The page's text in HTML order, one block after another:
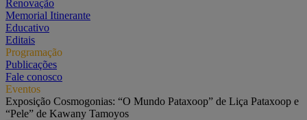
Renovação
Memorial Itinerante
Educativo
Editais
Programação
Publicações
Fale conosco
Eventos
Exposição Cosmogonias: “O Mundo Pataxoop” de Liça Pataxoop e
“Pele” de Kawany Tamoyos